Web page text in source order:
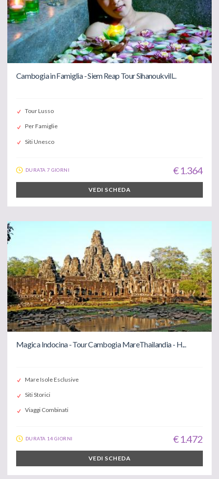
Cambogia in Famiglia - Siem Reap Tour Sihanoukvill...
Tour Lusso
Per Famiglie
Siti Unesco
DURATA 7 GIORNI € 1.364
VEDI SCHEDA
Magica Indocina - Tour Cambogia MareThailandia - H...
Mare Isole Esclusive
Siti Storici
Viaggi Combinati
DURATA 14 GIORNI € 1.472
VEDI SCHEDA